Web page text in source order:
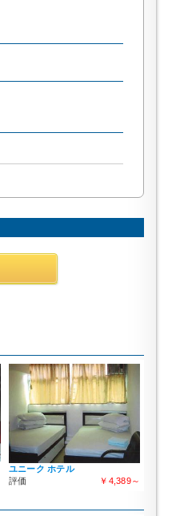
ユニーク ホテル
評価
￥4,389～